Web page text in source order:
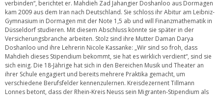
verbinden“, berichtet er. Mahdieh Zad Jahangier Doshanloo aus Dormagen
kam 2009 aus dem Iran nach Deutschland. Sie schloss ihr Abitur am Leibniz-
Gymnasium in Dormagen mit der Note 1,5 ab und will Finanzmathematik in
Düsseldorf studieren. Mit diesem Abschluss könnte sie später in der
Versicherungsbranche arbeiten. Stolz sind ihre Mutter Daman Darya
Doshanloo und ihre Lehrerin Nicole Kassanke: „Wir sind so froh, dass
Mahdieh dieses Stipendium bekommt, sie hat es wirklich verdient“, sind sie
sich einig. Die 18-Jährige hat sich in den Bereichen Musik und Theater an
ihrer Schule engagiert und bereits mehrere Praktika gemacht, um
verschiedene Berufsfelder kennenzulernen. Kreisdezernent Tillmann
Lonnes betont, dass der Rhein-Kreis Neuss sein Migranten-Stipendium als